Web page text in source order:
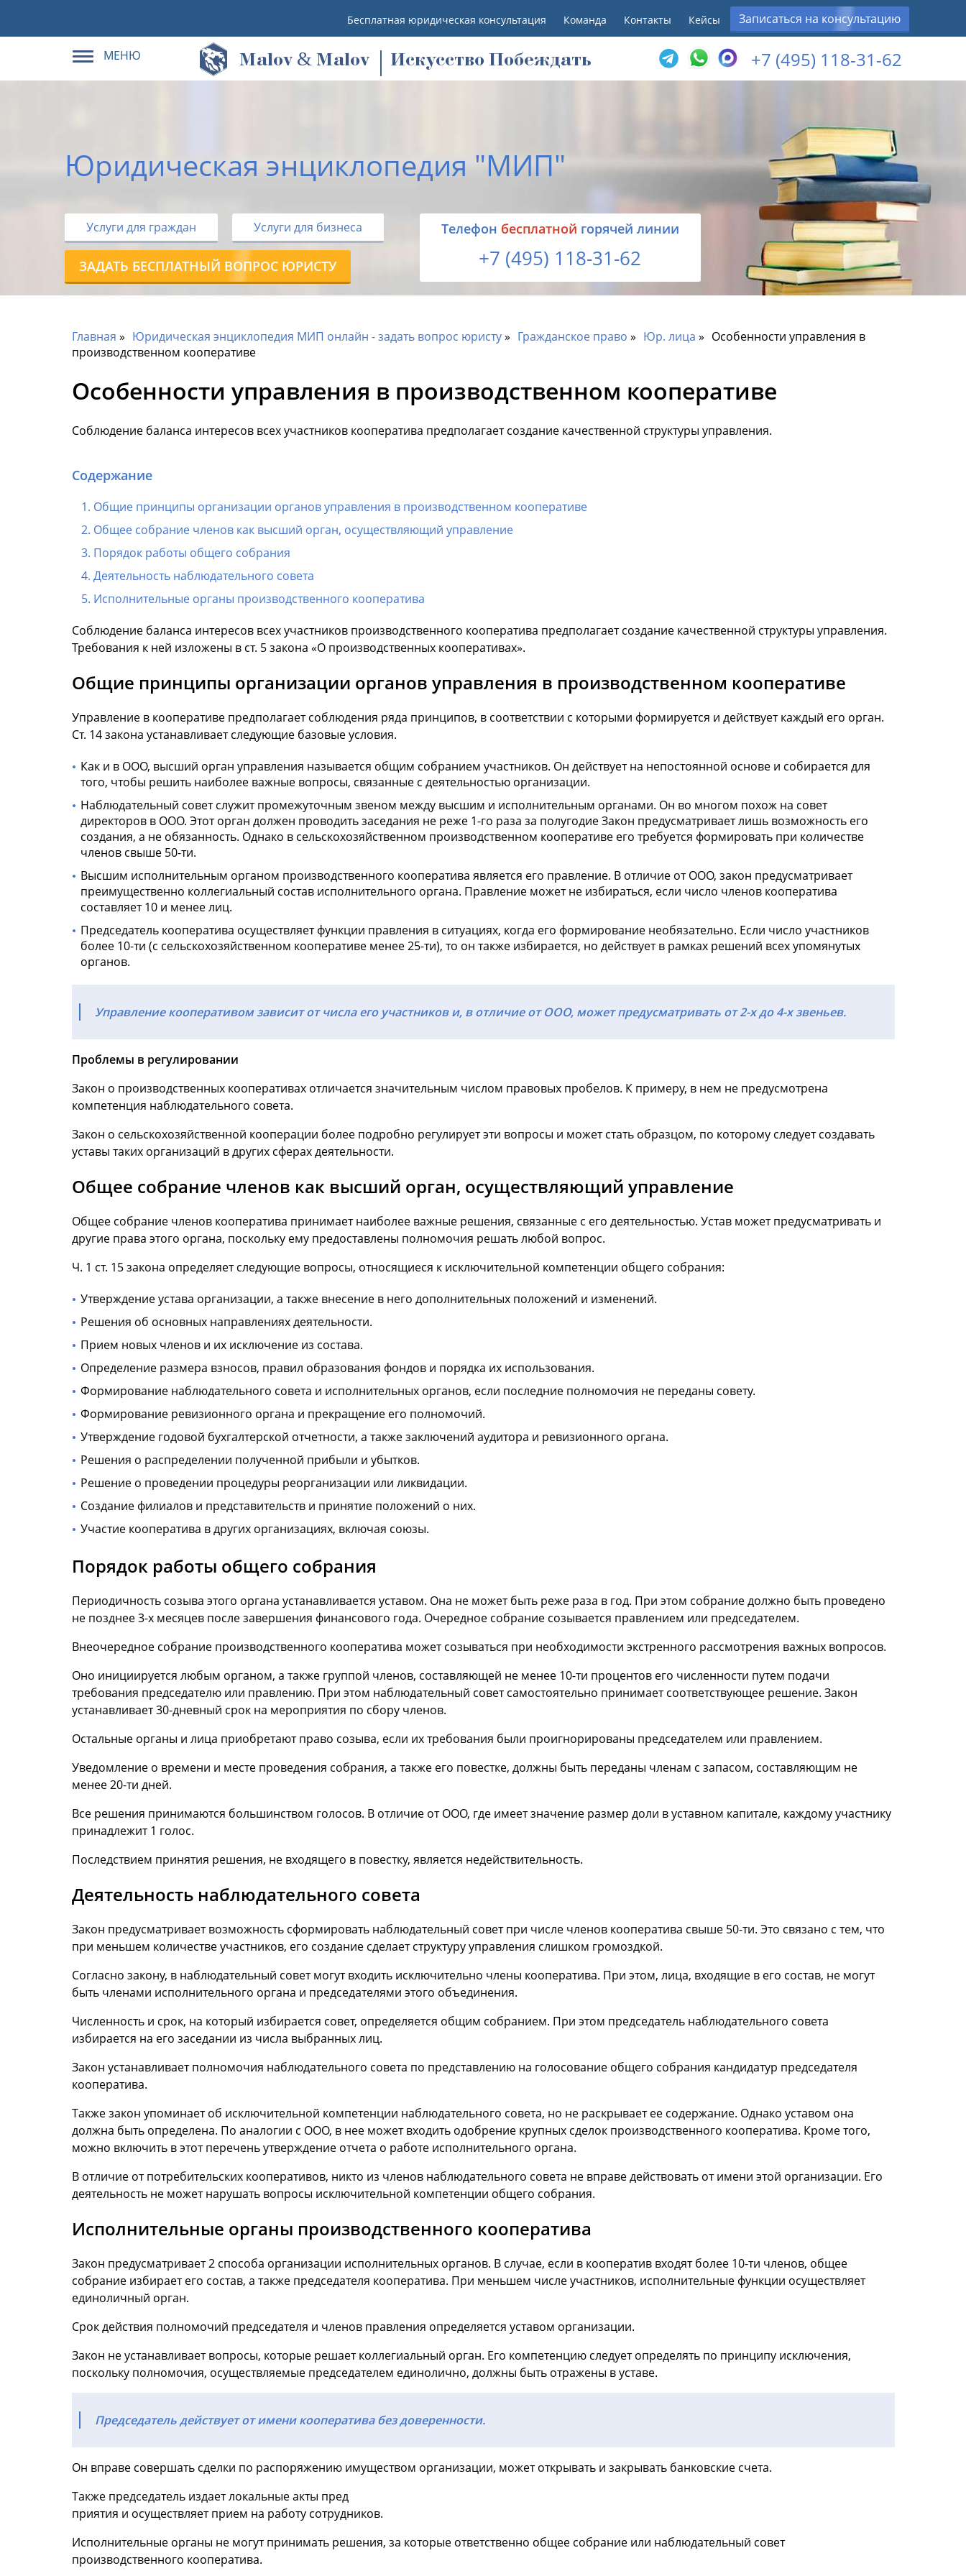
Бесплатная юридическая консультация Команда Контакты Кейсы Записаться на консультацию
МЕНЮ Malov & Malov Искусство Побеждать +7 (495) 118-31-62
Юридическая энциклопедия "МИП"
Услуги для граждан Услуги для бизнеса
ЗАДАТЬ БЕСПЛАТНЫЙ ВОПРОС ЮРИСТУ
Tелефон бесплатной горячей линии
+7 (495) 118-31-62
Главная Юридическая энциклопедия МИП онлайн - задать вопрос юристу Гражданское право Юр. лица
Особенности управления в
производственном кооперативе
Особенности управления в производственном кооперативе
Соблюдение баланса интересов всех участников кооператива предполагает создание качественной структуры управления.
Содержание
Общие принципы организации органов управления в производственном кооперативе
Общее собрание членов как высший орган, осуществляющий управление
Порядок работы общего собрания
Деятельность наблюдательного совета
Исполнительные органы производственного кооператива
Соблюдение баланса интересов всех участников производственного кооператива предполагает создание качественной структуры управления.
Требования к ней изложены в ст. 5 закона «О производственных кооперативах».
Общие принципы организации органов управления в производственном кооперативе
Управление в кооперативе предполагает соблюдения ряда принципов, в соответствии с которыми формируется и действует каждый его орган.
Ст. 14 закона устанавливает следующие базовые условия.
Как и в ООО, высший орган управления называется общим собранием участников. Он действует на непостоянной основе и собирается для
того, чтобы решить наиболее важные вопросы, связанные с деятельностью организации.
Наблюдательный совет служит промежуточным звеном между высшим и исполнительным органами. Он во многом похож на совет
директоров в ООО. Этот орган должен проводить заседания не реже 1-го раза за полугодие Закон предусматривает лишь возможность его
создания, а не обязанность. Однако в сельскохозяйственном производственном кооперативе его требуется формировать при количестве
членов свыше 50-ти.
Высшим исполнительным органом производственного кооператива является его правление. В отличие от ООО, закон предусматривает
преимущественно коллегиальный состав исполнительного органа. Правление может не избираться, если число членов кооператива
составляет 10 и менее лиц.
Председатель кооператива осуществляет функции правления в ситуациях, когда его формирование необязательно. Если число участников
более 10-ти (с сельскохозяйственном кооперативе менее 25-ти), то он также избирается, но действует в рамках решений всех упомянутых
органов.
Управление кооперативом зависит от числа его участников и, в отличие от ООО, может предусматривать от 2-х до 4-х звеньев.
Проблемы в регулировании
Закон о производственных кооперативах отличается значительным числом правовых пробелов. К примеру, в нем не предусмотрена
компетенция наблюдательного совета.
Закон о сельскохозяйственной кооперации более подробно регулирует эти вопросы и может стать образцом, по которому следует создавать
уставы таких организаций в других сферах деятельности.
Общее собрание членов как высший орган, осуществляющий управление
Общее собрание членов кооператива принимает наиболее важные решения, связанные с его деятельностью. Устав может предусматривать и
другие права этого органа, поскольку ему предоставлены полномочия решать любой вопрос.
Ч. 1 ст. 15 закона определяет следующие вопросы, относящиеся к исключительной компетенции общего собрания:
Утверждение устава организации, а также внесение в него дополнительных положений и изменений.
Решения об основных направлениях деятельности.
Прием новых членов и их исключение из состава.
Определение размера взносов, правил образования фондов и порядка их использования.
Формирование наблюдательного совета и исполнительных органов, если последние полномочия не переданы совету.
Формирование ревизионного органа и прекращение его полномочий.
Утверждение годовой бухгалтерской отчетности, а также заключений аудитора и ревизионного органа.
Решения о распределении полученной прибыли и убытков.
Решение о проведении процедуры реорганизации или ликвидации.
Создание филиалов и представительств и принятие положений о них.
Участие кооператива в других организациях, включая союзы.
Порядок работы общего собрания
Периодичность созыва этого органа устанавливается уставом. Она не может быть реже раза в год. При этом собрание должно быть проведено
не позднее 3-х месяцев после завершения финансового года. Очередное собрание созывается правлением или председателем.
Внеочередное собрание производственного кооператива может созываться при необходимости экстренного рассмотрения важных вопросов.
Оно инициируется любым органом, а также группой членов, составляющей не менее 10-ти процентов его численности путем подачи
требования председателю или правлению. При этом наблюдательный совет самостоятельно принимает соответствующее решение. Закон
устанавливает 30-дневный срок на мероприятия по сбору членов.
Остальные органы и лица приобретают право созыва, если их требования были проигнорированы председателем или правлением.
Уведомление о времени и месте проведения собрания, а также его повестке, должны быть переданы членам с запасом, составляющим не
менее 20-ти дней.
Все решения принимаются большинством голосов. В отличие от ООО, где имеет значение размер доли в уставном капитале, каждому участнику
принадлежит 1 голос.
Последствием принятия решения, не входящего в повестку, является недействительность.
Деятельность наблюдательного совета
Закон предусматривает возможность сформировать наблюдательный совет при числе членов кооператива свыше 50-ти. Это связано с тем, что
при меньшем количестве участников, его создание сделает структуру управления слишком громоздкой.
Согласно закону, в наблюдательный совет могут входить исключительно члены кооператива. При этом, лица, входящие в его состав, не могут
быть членами исполнительного органа и председателями этого объединения.
Численность и срок, на который избирается совет, определяется общим собранием. При этом председатель наблюдательного совета
избирается на его заседании из числа выбранных лиц.
Закон устанавливает полномочия наблюдательного совета по представлению на голосование общего собрания кандидатур председателя
кооператива.
Также закон упоминает об исключительной компетенции наблюдательного совета, но не раскрывает ее содержание. Однако уставом она
должна быть определена. По аналогии с ООО, в нее может входить одобрение крупных сделок производственного кооператива. Кроме того,
можно включить в этот перечень утверждение отчета о работе исполнительного органа.
В отличие от потребительских кооперативов, никто из членов наблюдательного совета не вправе действовать от имени этой организации. Его
деятельность не может нарушать вопросы исключительной компетенции общего собрания.
Исполнительные органы производственного кооператива
Закон предусматривает 2 способа организации исполнительных органов. В случае, если в кооператив входят более 10-ти членов, общее
собрание избирает его состав, а также председателя кооператива. При меньшем числе участников, исполнительные функции осуществляет
единоличный орган.
Срок действия полномочий председателя и членов правления определяется уставом организации.
Закон не устанавливает вопросы, которые решает коллегиальный орган. Его компетенцию следует определять по принципу исключения,
поскольку полномочия, осуществляемые председателем единолично, должны быть отражены в уставе.
Председатель действует от имени кооператива без доверенности.
Он вправе совершать сделки по распоряжению имуществом организации, может открывать и закрывать банковские счета.
Также председатель издает локальные акты пред
приятия и осуществляет прием на работу сотрудников.
Исполнительные органы не могут принимать решения, за которые ответственно общее собрание или наблюдательный совет
производственного кооператива.